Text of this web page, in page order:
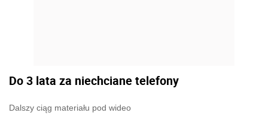
Do 3 lata za niechciane telefony
Dalszy ciąg materiału pod wideo